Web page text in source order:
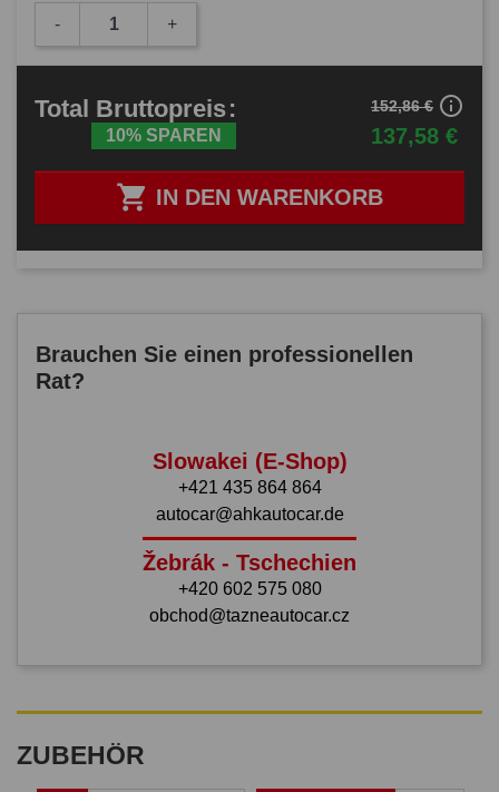
- +
 IN DEN WARENKORB
Total Bruttopreis:
10% SPAREN 137,58 €
152,86 € info_outline
Brauchen Sie einen professionellen
Rat?
Slowakei (E-Shop)
+421 435 864 864
autocar@ahkautocar.de
Žebrák - Tschechien
+420 602 575 080
obchod@tazneautocar.cz
ZUBEHÖR